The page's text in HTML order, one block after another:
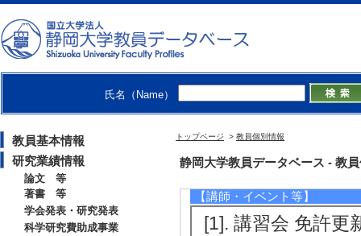
氏名（Name）
教員基本情報
研究業績情報
論文 等
著書 等
学会発表・研究発表
科学研究費助成事業
トップページ > 教員個別情報
静岡大学教員データベース - 教
2022年度
卒研指導学生数（
卒研指導学生数（
社会活動
【講師・イベント等】
[1]. 講習会 免許更